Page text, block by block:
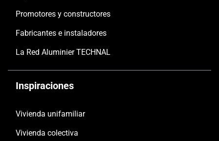
Promotores y constructores
Fabricantes e instaladores
La Red Aluminier TECHNAL
Inspiraciones
Vivienda unifamiliar
Vivienda colectiva